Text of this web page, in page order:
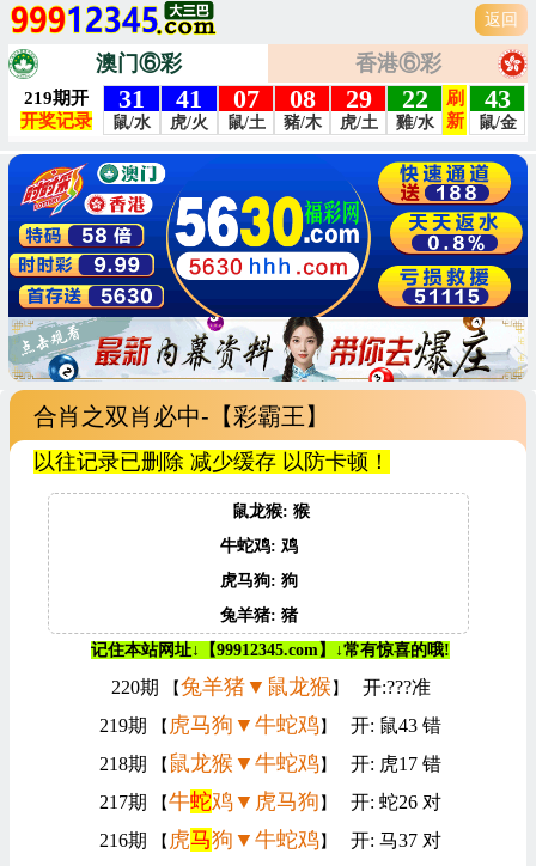
返回
澳门⑥彩 香港⑥彩